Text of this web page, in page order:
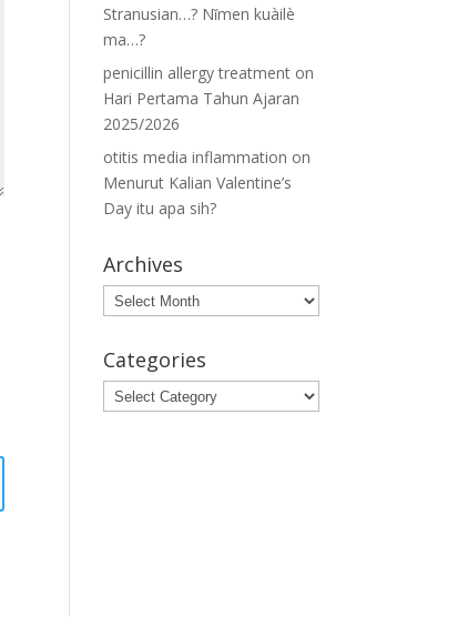
Stranusian…? Nǐmen kuàilè
ma…?
penicillin allergy treatment on
Hari Pertama Tahun Ajaran
2025/2026
otitis media inflammation on
Menurut Kalian Valentine’s
Day itu apa sih?
Archives
Archives
Categories
Categories